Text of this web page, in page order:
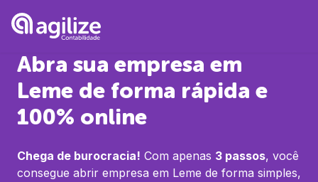
Abra sua empresa em
Leme de forma rápida e
100% online
Chega de burocracia! Com apenas 3 passos, você
consegue abrir empresa em Leme de forma simples,